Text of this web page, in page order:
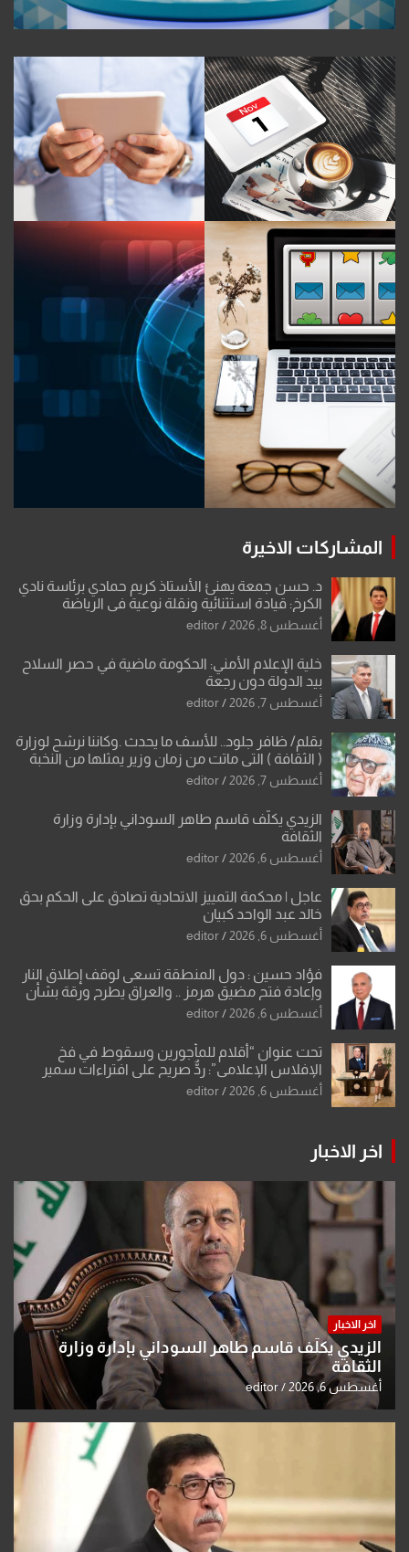
المشاركات الاخيرة
د. حسن جمعة يهنئ الأستاذ كريم حمادي برئاسة نادي
الكرخ: قيادة استثنائية ونقلة نوعية في الرياضة
العراقية
أغسطس 8, 2026 editor
خلية الإعلام الأمني: الحكومة ماضية في حصر السلاح
بيد الدولة دون رجعة
أغسطس 7, 2026 editor
بقلم/ ظافر جلود.. للأسف ما يحدث .وكاننا نرشح لوزارة
( الثقافة ) التي ماتت من زمان وزير يمثلها من النخبة
والإرث العظيم للثقافة العراقية..
أغسطس 7, 2026 editor
الزيدي يكلّف قاسم طاهر السوداني بإدارة وزارة
الثقافة
أغسطس 6, 2026 editor
عاجل | محكمة التمييز الاتحادية تصادق على الحكم بحق
خالد عبد الواحد كبيان
أغسطس 6, 2026 editor
فؤاد حسين : دول المنطقة تسعى لوقف إطلاق النار
وإعادة فتح مضيق هرمز .. والعراق يطرح ورقة بشأن
تحولات القدس
أغسطس 6, 2026 editor
تحت عنوان “أقلام للمأجورين وسقوط في فخ
الإفلاس الإعلامي”: ردٌّ صريح على افتراءات سمير
الشكرجي
أغسطس 6, 2026 editor
اخر الاخبار
اخر الاخبار
الزيدي يكلّف قاسم طاهر السوداني بإدارة وزارة
الثقافة
أغسطس 6, 2026 editor